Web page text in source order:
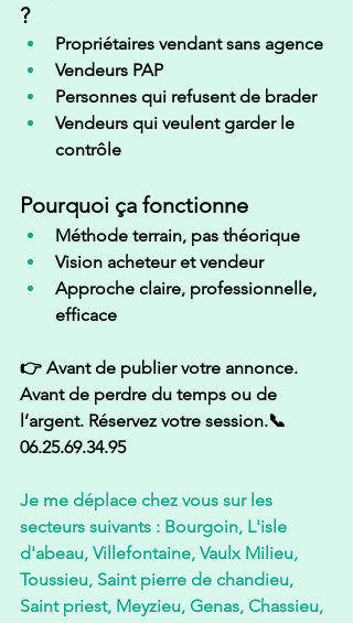
?
Propriétaires vendant sans agence
Vendeurs PAP
Personnes qui refusent de brader
Vendeurs qui veulent garder le
contrôle
Pourquoi ça fonctionne
Méthode terrain, pas théorique
Vision acheteur et vendeur
Approche claire, professionnelle,
efficace
👉 Avant de publier votre annonce.
Avant de perdre du temps ou de
l’argent. Réservez votre session.📞
06.25.69.34.95
Je me déplace chez vous sur les
secteurs suivants : Bourgoin, L'isle
d'abeau, Villefontaine, Vaulx Milieu,
Toussieu, Saint pierre de chandieu,
Saint priest, Meyzieu, Genas, Chassieu,